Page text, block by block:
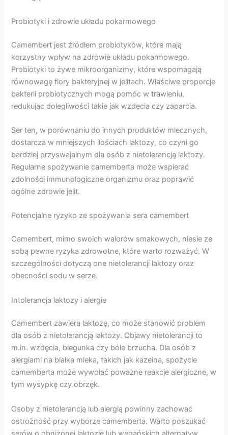
Probiotyki i zdrowie układu pokarmowego
Camembert jest źródłem probiotyków, które mają
korzystny wpływ na zdrowie układu pokarmowego.
Probiotyki to żywe mikroorganizmy, które wspomagają
równowagę flory bakteryjnej w jelitach. Właściwe proporcje
bakterii probiotycznych mogą pomóc w trawieniu,
redukując dolegliwości takie jak wzdęcia czy zaparcia.
Ser ten, w porównaniu do innych produktów mlecznych,
dostarcza w mniejszych ilościach laktozy, co czyni go
bardziej przyswajalnym dla osób z nietolerancją laktozy.
Regularne spożywanie camemberta może wspierać
zdolności immunologiczne organizmu oraz poprawić
ogólne zdrowie jelit.
Potencjalne ryzyko ze spożywania sera camembert
Camembert, mimo swoich walorów smakowych, niesie ze
sobą pewne ryzyka zdrowotne, które warto rozważyć. W
szczególności dotyczą one nietolerancji laktozy oraz
obecności sodu w serze.
Intolerancja laktozy i alergie
Camembert zawiera laktozę, co może stanowić problem
dla osób z nietolerancją laktozy. Objawy nietolerancji to
m.in. wzdęcia, biegunka czy bóle brzucha. Dla osób z
alergiami na białka mleka, takich jak kazeina, spożycie
camemberta może wywołać poważne reakcje alergiczne, w
tym wysypkę czy obrzęk.
Osoby z nietolerancją lub alergią powinny zachować
ostrożność przy wyborze camemberta. Warto poszukać